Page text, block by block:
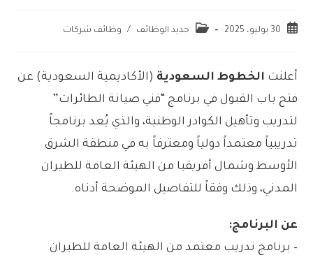
30 يوليو، 2025 جديد الوظائف / وظائف شركات
أعلنت الخطوط السعودية (الأكاديمية السعودية) عن
فتح باب القبول في برنامج “فني صيانة الطائرات”
لتدريب وتأهيل الكوادر الوطنية، والذي يُعد برنامجاً
تدريبياً معتمداً دولياً ومعترفاً به في منطقة الشرق
الأوسط وشمال أفريقيا من الهيئة العامة للطيران
المدني، وذلك وفقاً للتفاصيل الموضحة أدناه.
عن البرنامج:
– برنامج تدريب معتمد من الهيئة العامة للطيران